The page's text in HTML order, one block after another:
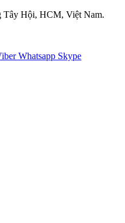
Tây Hội, HCM, Việt Nam.
Whatsapp Skype